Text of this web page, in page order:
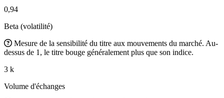
0,94
Beta (volatilité)
Mesure de la sensibilité du titre aux mouvements du marché. Au-
dessus de 1, le titre bouge généralement plus que son indice.
3 k
Volume d'échanges